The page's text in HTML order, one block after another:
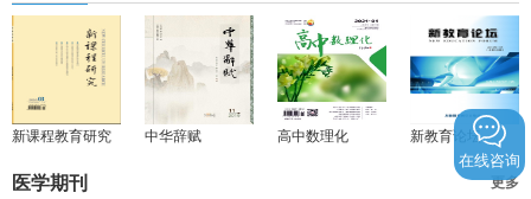
新课程教育研究 中华辞赋 高中数理化 新教育论坛
医学期刊 更多
在线咨询